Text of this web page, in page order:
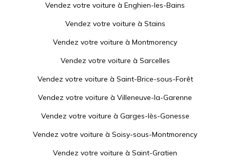
Vendez votre voiture à Enghien-les-Bains
Vendez votre voiture à Stains
Vendez votre voiture à Montmorency
Vendez votre voiture à Sarcelles
Vendez votre voiture à Saint-Brice-sous-Forêt
Vendez votre voiture à Villeneuve-la-Garenne
Vendez votre voiture à Garges-lès-Gonesse
Vendez votre voiture à Soisy-sous-Montmorency
Vendez votre voiture à Saint-Gratien